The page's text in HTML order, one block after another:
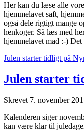
Her kan du læse alle
hjemmelavet saft,
også dele rigtigt mange
henkoger. Så læs med
hjemmelavet mad :-) Det
Julen starter tidligt på
Julen starter
Skrevet 7. november
Kalenderen siger
kan være klar til